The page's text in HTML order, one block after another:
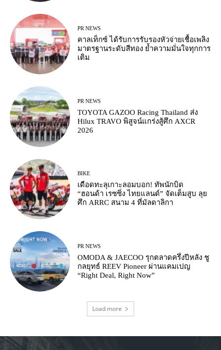
PR NEWS
คาลเท็กซ์ ได้รับการรับรองหัวจ่ายเชื้อเพลิง
มาตรฐานระดับสีทอง ย้ำความมั่นใจทุกการ
เติม
PR NEWS
TOYOTA GAZOO Racing Thailand ส่ง
Hilux TRAVO พิสูจน์แกร่งสู้ศึก AXCR
2026
BIKE
เดือดทะลุเกาะลอมบอก! ทัพนักบิด
“ฮอนด้า เรซซิ่ง ไทยแลนด์” จัดเต็มสูบ ลุย
ศึก ARRC สนาม 4 ที่มัลดาลิกา
PR NEWS
OMODA & JAECOO รุกตลาดครึ่งปีหลัง ชู
กลยุทธ์ REEV Pioneer ผ่านแคมเปญ
“Right Deal, Right Now”
Load more